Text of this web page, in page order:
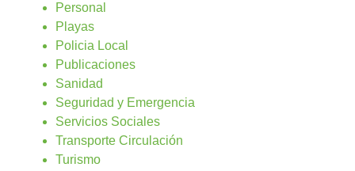
Personal
Playas
Policia Local
Publicaciones
Sanidad
Seguridad y Emergencia
Servicios Sociales
Transporte Circulación
Turismo